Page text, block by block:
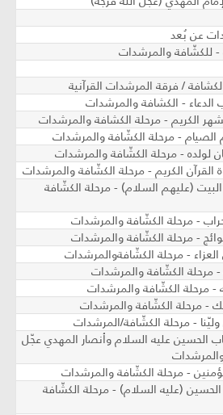
عن بُعد
- للكشّافة والمرشدات
/ فرقة المرشدات القرآنية
- الكشافة والمرشدات
أهل البيت (عليهم السلام) - مرحلة الكشّافة
أصحاب الحسين عليه السلام وأنصار المهدي عجّل
لثارات الحسين (عليه السلام) - مرحلة الكشّافة